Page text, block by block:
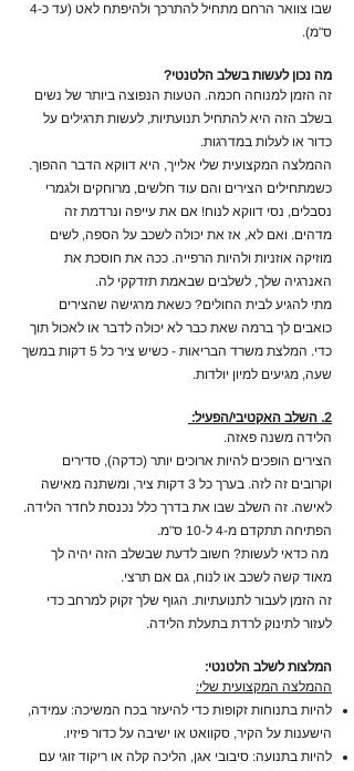
שבו צוואר הרחם מתחיל להתרכך ולהיפתח לאט (עד כ-4
ס"מ).
מה נכון לעשות בשלב הלטנטי?
זה הזמן למנוחה חכמה. הטעות הנפוצה ביותר של נשים
בשלב הזה היא להתחיל תנועתיות, לעשות תרגילים על
כדור או לעלות במדרגות.
ההמלצה המקצועית שלי אלייך, היא דווקא הדבר ההפוך.
כשמתחילים הצירים והם עוד חלשים, מרוחקים ולגמרי
נסבלים, נסי דווקא לנוח! אם את עייפה ונרדמת זה
מדהים. ואם לא, אז את יכולה לשכב על הספה, לשים
מוזיקה אוזניות ולהיות הרפייה. ככה את חוסכת את
האנרגיה שלך, לשלבים שבאמת תזדקקי לה.
מתי להגיע לבית החולים? כשאת מרגישה שהצירים
כואבים לך ברמה שאת כבר לא יכולה לדבר או לאכול תוך
כדי. המלצת משרד הבריאות - כשיש ציר כל 5 דקות במשך
שעה, מגיעים למיון יולדות.
2. השלב האקטיבי/הפעיל:
הלידה משנה פאזה.
הצירים הופכים להיות ארוכים יותר (כדקה), סדירים
וקרובים זה לזה. בערך כל 3 דקות ציר, ומשתנה מאישה
לאישה. זה השלב שבו את בדרך כלל נכנסת לחדר הלידה.
הפתיחה תתקדם מ-4 ל-10 ס"מ.
מה כדאי לעשות? חשוב לדעת שבשלב הזה יהיה לך
מאוד קשה לשכב או לנוח, גם אם תרצי.
זה הזמן לעבור לתנועתיות. הגוף שלך זקוק למרחב כדי
לעזור לתינוק לרדת בתעלת הלידה.
המלצות לשלב הלטנטי:
ההמלצה המקצועית שלי:
להיות בתנוחות זקופות כדי להיעזר בכח המשיכה: עמידה,
הישענות על הקיר, סקוואט או ישיבה על כדור פיזיו.
להיות בתנועה: סיבובי אגן, הליכה קלה או ריקוד זוגי עם